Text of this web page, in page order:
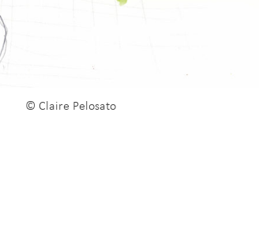
© Claire Pelosato